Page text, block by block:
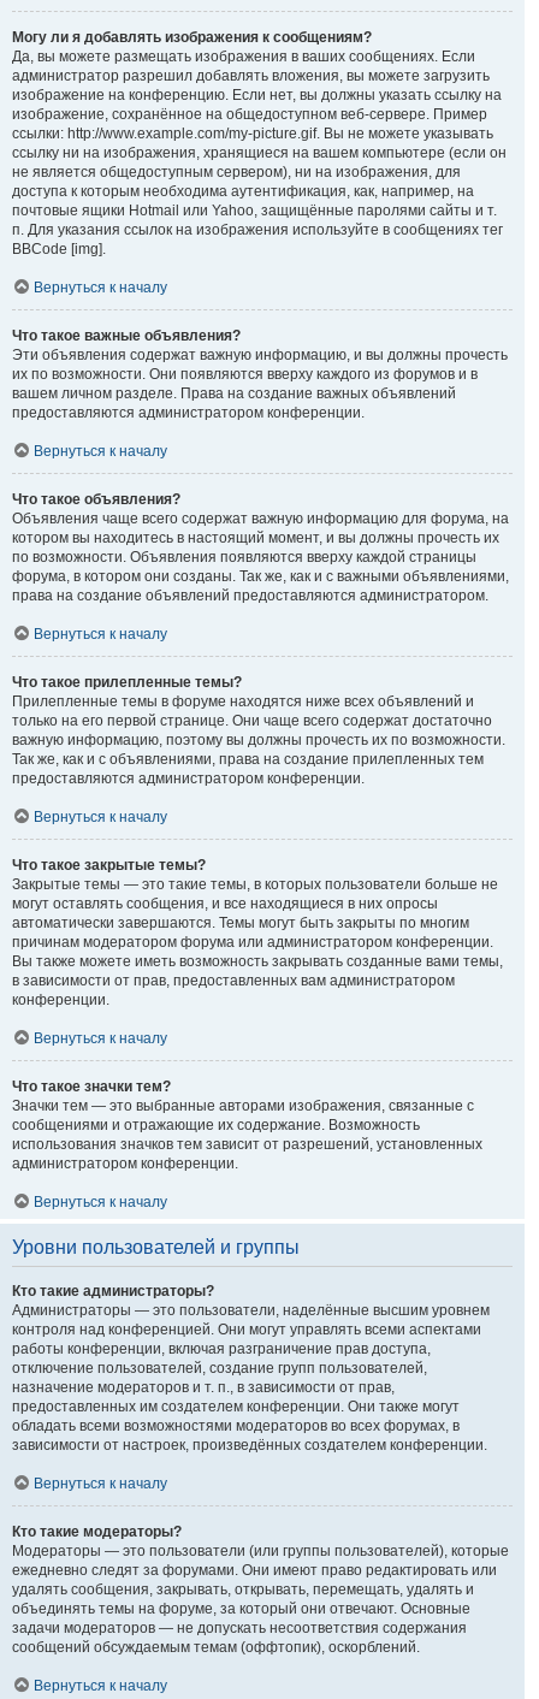
Могу ли я добавлять изображения к сообщениям?
Да, вы можете размещать изображения в ваших сообщениях. Если
администратор разрешил добавлять вложения, вы можете загрузить
изображение на конференцию. Если нет, вы должны указать ссылку на
изображение, сохранённое на общедоступном веб-сервере. Пример
ссылки: http://www.example.com/my-picture.gif. Вы не можете указывать
ссылку ни на изображения, хранящиеся на вашем компьютере (если он
не является общедоступным сервером), ни на изображения, для
доступа к которым необходима аутентификация, как, например, на
почтовые ящики Hotmail или Yahoo, защищённые паролями сайты и т.
п. Для указания ссылок на изображения используйте в сообщениях тег
BBCode [img].
Вернуться к началу
Что такое важные объявления?
Эти объявления содержат важную информацию, и вы должны прочесть
их по возможности. Они появляются вверху каждого из форумов и в
вашем личном разделе. Права на создание важных объявлений
предоставляются администратором конференции.
Вернуться к началу
Что такое объявления?
Объявления чаще всего содержат важную информацию для форума, на
котором вы находитесь в настоящий момент, и вы должны прочесть их
по возможности. Объявления появляются вверху каждой страницы
форума, в котором они созданы. Так же, как и с важными объявлениями,
права на создание объявлений предоставляются администратором.
Вернуться к началу
Что такое прилепленные темы?
Прилепленные темы в форуме находятся ниже всех объявлений и
только на его первой странице. Они чаще всего содержат достаточно
важную информацию, поэтому вы должны прочесть их по возможности.
Так же, как и с объявлениями, права на создание прилепленных тем
предоставляются администратором конференции.
Вернуться к началу
Что такое закрытые темы?
Закрытые темы — это такие темы, в которых пользователи больше не
могут оставлять сообщения, и все находящиеся в них опросы
автоматически завершаются. Темы могут быть закрыты по многим
причинам модератором форума или администратором конференции.
Вы также можете иметь возможность закрывать созданные вами темы,
в зависимости от прав, предоставленных вам администратором
конференции.
Вернуться к началу
Что такое значки тем?
Значки тем — это выбранные авторами изображения, связанные с
сообщениями и отражающие их содержание. Возможность
использования значков тем зависит от разрешений, установленных
администратором конференции.
Вернуться к началу
Уровни пользователей и группы
Кто такие администраторы?
Администраторы — это пользователи, наделённые высшим уровнем
контроля над конференцией. Они могут управлять всеми аспектами
работы конференции, включая разграничение прав доступа,
отключение пользователей, создание групп пользователей,
назначение модераторов и т. п., в зависимости от прав,
предоставленных им создателем конференции. Они также могут
обладать всеми возможностями модераторов во всех форумах, в
зависимости от настроек, произведённых создателем конференции.
Вернуться к началу
Кто такие модераторы?
Модераторы — это пользователи (или группы пользователей), которые
ежедневно следят за форумами. Они имеют право редактировать или
удалять сообщения, закрывать, открывать, перемещать, удалять и
объединять темы на форуме, за который они отвечают. Основные
задачи модераторов — не допускать несоответствия содержания
сообщений обсуждаемым темам (оффтопик), оскорблений.
Вернуться к началу